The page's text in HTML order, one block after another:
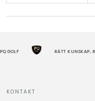
GOLF RÄTT KUNSKAP,
KONTAKT